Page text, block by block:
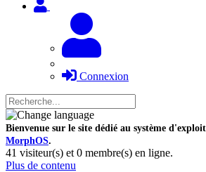
Connexion
Bienvenue sur le site dédié au système
MorphOS.
41 visiteur(s) et 0 membre(s) en ligne.
Plus de contenu